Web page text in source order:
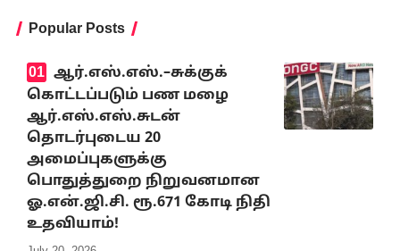
Popular Posts
ஆர்.எஸ்.எஸ்.–சுக்குக்
கொட்டப்படும் பண மழை
ஆர்.எஸ்.எஸ்.சுடன்
தொடர்புடைய 20
அமைப்புகளுக்கு
பொதுத்துறை நிறுவனமான
ஓ.என்.ஜி.சி. ரூ.671 கோடி நிதி
உதவியாம்!